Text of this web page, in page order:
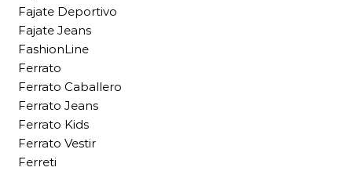
Fajate Deportivo
Fajate Jeans
FashionLine
Ferrato
Ferrato Caballero
Ferrato Jeans
Ferrato Kids
Ferrato Vestir
Ferreti